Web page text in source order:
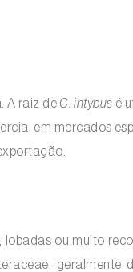
A raiz deC. intybus é
em mercados
lobadas ou muito
geralmente